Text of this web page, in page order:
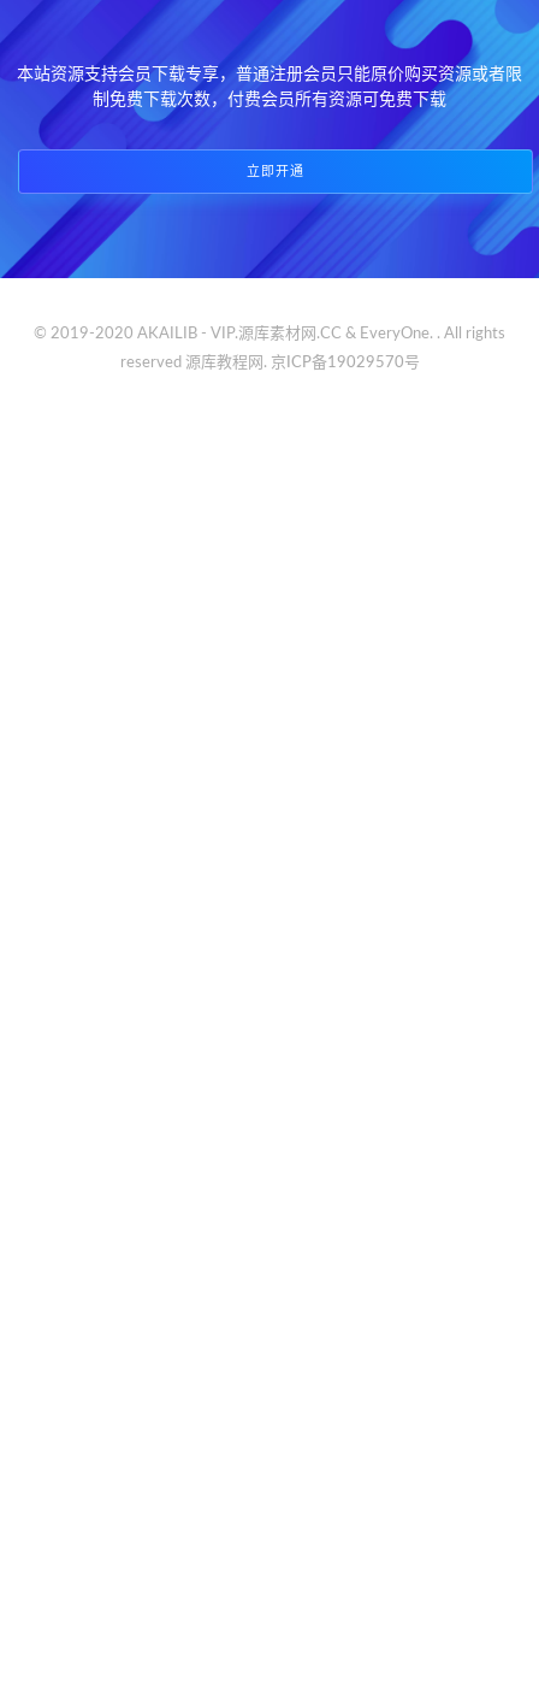
本站资源支持会员下载专享，普通注册会员只能原价购买资源或者限
制免费下载次数，付费会员所有资源可免费下载
立即开通
© 2019-2020 AKAILIB - VIP.源库素材网.CC & EveryOne. . All rights
reserved 源库教程网. 京ICP备19029570号